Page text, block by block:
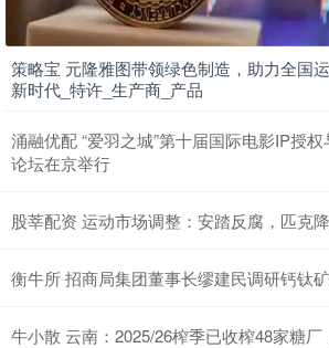
策略宝 元隆雅图带领绿色制造，助力全国
新时代_特许_生产商_产品
涌融优配 “爱羽之城”第十届国际电影IP授
论坛在京举行
股莘配资 运动市场调整：安踏反腐，匹克
衡牛所 招商局集团董事长缪建民调研钙钛
牛小散 云南：2025/26榨季已收榨48家糖厂